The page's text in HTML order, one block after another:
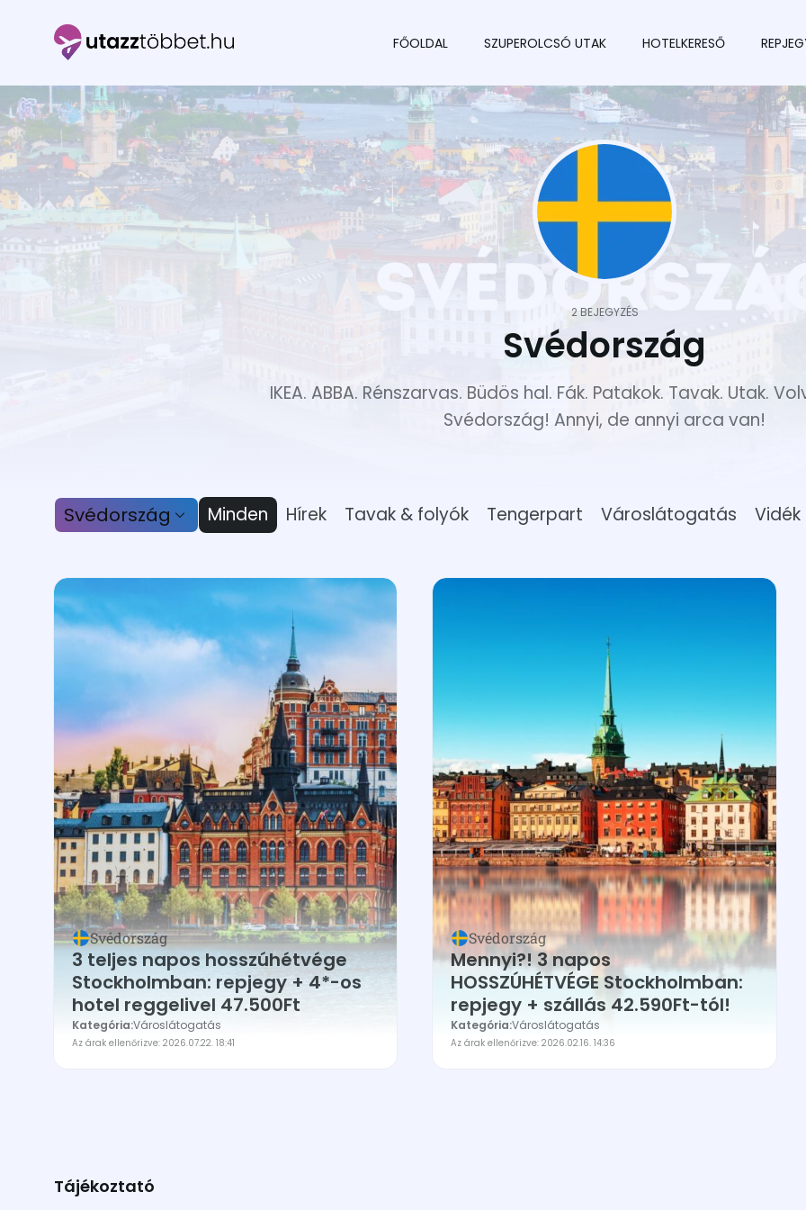
Utazztöbbet.hu FŐOLDAL SZUPEROLCSÓ UTAK HOTELKERESŐ
2 BEJEGYZÉS
Svédország
IKEA. ABBA. Rénszarvas. Büdös hal. Fák. Patakok. Tavak. Utak.
Svédország! Annyi, de annyi arca van!
Svédország
Albánia
Ausztria
Belgium
Bulgária
Ciprus
Csehország
Dánia
Egyesült Királyság
Észak-Írország
Észtország
Franciaország
Írország
Minden Hírek Tavak & folyók Tengerpart Városlátogatás Vidék
Svédország
3 teljes napos hosszúhétvége
Stockholmban: repjegy + 4*-os
hotel reggelivel 47.500Ft
Kategória:Városlátogatás
Az árak ellenőrizve: 2026.07.22. 18:41
Svédország
Mennyi?! 3 napos
HOSSZÚHÉTVÉGE Stockholmban:
repjegy + szállás 42.590Ft-tól!
Kategória:Városlátogatás
Az árak ellenőrizve: 2026.02.16. 14:36
Tájékoztató